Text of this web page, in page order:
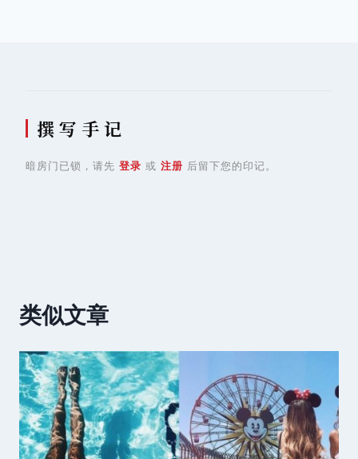
撰 写 手 记
暗房门已锁，请先 登录 或 注册 后留下您的印记。
类似文章